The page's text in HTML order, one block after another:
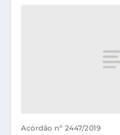
Acórdão nº 2447/2019